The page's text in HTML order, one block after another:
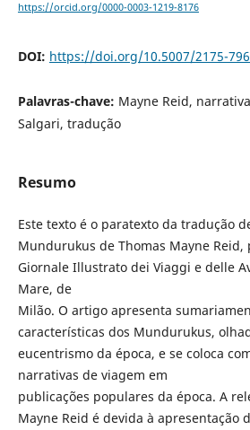
https://orcid.org/0000-0003-1219-8176
DOI: https://doi.org/10.5007/2175-
Palavras-chave: Mayne Reid,
Salgari, tradução
Resumo
Este texto é o paratexto da tradução
Mundurukus de Thomas Mayne
Giornale Illustrato dei Viaggi e delle
Mare, de
Milão. O artigo apresenta
características dos Mundurukus,
eucentrismo da época, e se coloca
narrativas de viagem em
publicações populares da época. A
Mayne Reid é devida à apresentação